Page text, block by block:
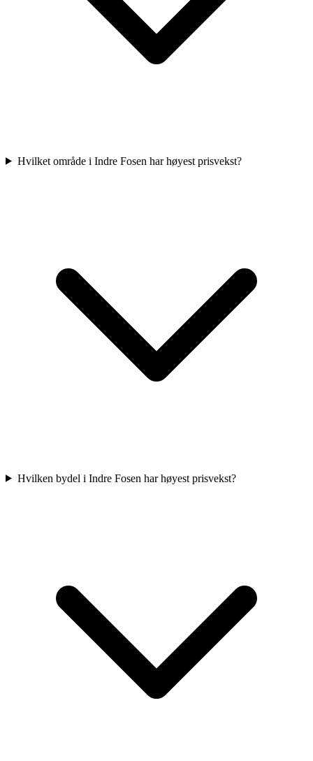
Hvilket område i Indre Fosen har høyest prisvekst?
Hvilken bydel i Indre Fosen har høyest prisvekst?